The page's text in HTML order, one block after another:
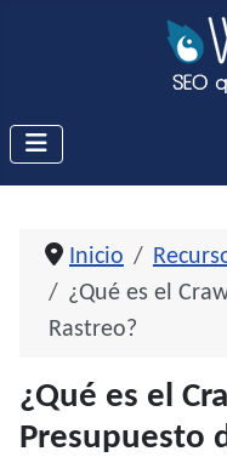
Inicio
¿Qué es el
Rastreo?
¿Qué es el
Presupuesto